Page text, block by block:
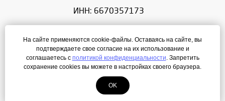
ИНН: 6670357173
ОГРН: 1156658086166
Режим работы: с 9:00 до 18:00
Создание сайта — ЛегионА
На сайте применяются cookie-файлы. Оставаясь на сайте, вы
подтверждаете свое согласие на их использование и
соглашаетесь с политикой конфиденциальности. Запретить
сохранение cookies вы можете в настройках своего браузера.
OK